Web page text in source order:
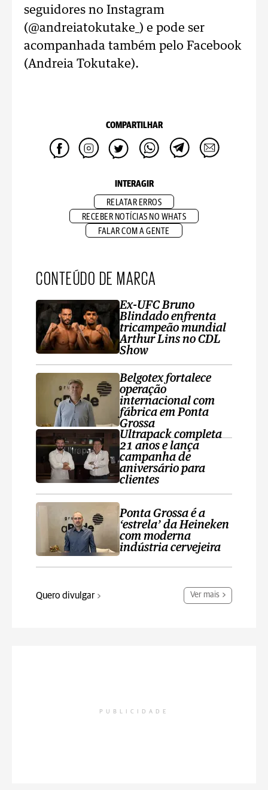
seguidores no Instagram
(@andreiatokutake_) e pode ser
acompanhada também pelo Facebook
(Andreia Tokutake).
COMPARTILHAR
INTERAGIR
RELATAR ERROS
RECEBER NOTÍCIAS NO WHATS
FALAR COM A GENTE
CONTEÚDO DE MARCA
Ex-UFC Bruno
Blindado enfrenta
tricampeão mundial
Arthur Lins no CDL
Show
Belgotex fortalece
operação
internacional com
fábrica em Ponta
Grossa
Ultrapack completa
21 anos e lança
campanha de
aniversário para
clientes
Ponta Grossa é a
‘estrela’ da Heineken
com moderna
indústria cervejeira
Quero divulgar Ver mais
PUBLICIDADE